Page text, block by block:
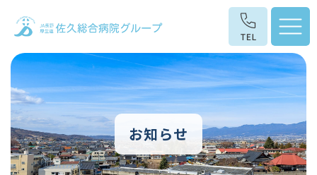
お知らせ